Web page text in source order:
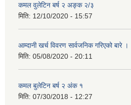
कमल वुलेटिन बर्ष २ अङ्क २/३
मिति: 12/10/2020 - 15:57
आम्दानी खर्च विवरण सार्वजनिक गरिएको बारे ।
मिति: 05/08/2020 - 20:11
कमल बुलेटिन बर्ष २ अंक १
मिति: 07/30/2018 - 12:27